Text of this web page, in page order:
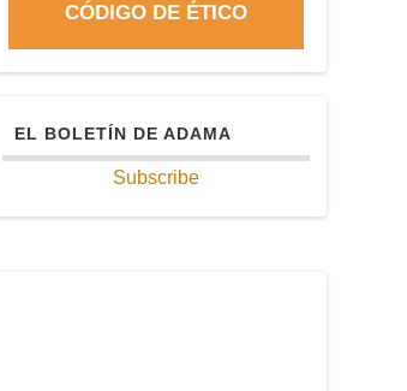
CÓDIGO DE ÉTICO
EL BOLETÍN DE ADAMA
Subscribe